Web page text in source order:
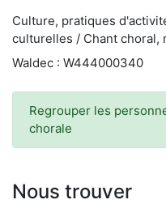
Culture, pratiques
culturelles / Chant choral,
Waldec : W444000340
Regrouper les
chorale
Nous trouver